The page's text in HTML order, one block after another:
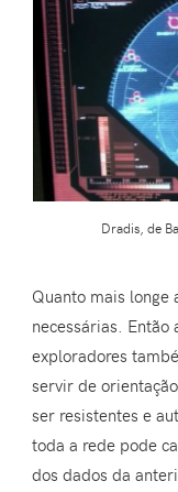
Dradis, de
Quanto mais longe
necessárias. Então
exploradores
servir de
ser resistentes e
toda a rede pode
dos dados da